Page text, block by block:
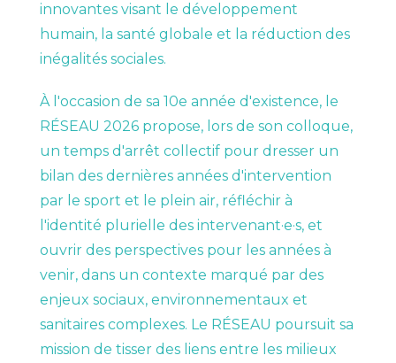
COLLOQUE
DEVENIR
MEMBRE
innovantes visant le développement
humain, la santé globale et la réduction des
inégalités sociales.
À l'occasion de sa 10e année d'existence, le
RÉSEAU 2026 propose, lors de son colloque,
un temps d'arrêt collectif pour dresser un
bilan des dernières années d'intervention
par le sport et le plein air, réfléchir à
l'identité plurielle des intervenant·e·s, et
ouvrir des perspectives pour les années à
venir, dans un contexte marqué par des
enjeux sociaux, environnementaux et
sanitaires complexes. Le RÉSEAU poursuit sa
mission de tisser des liens entre les milieux